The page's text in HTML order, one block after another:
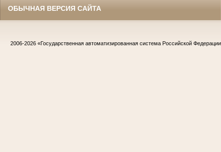
ОБЫЧНАЯ ВЕРСИЯ САЙТА
2006-2026 «Государственная автоматизированная система Российской